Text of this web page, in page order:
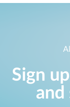
Sign
and